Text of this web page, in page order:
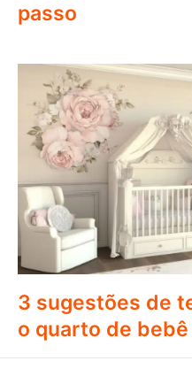
passo
3 sugestões de
o quarto de